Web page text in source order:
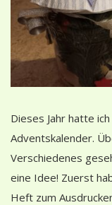
Dieses Jahr hatte
Adventskalender.
Verschiedenes
eine Idee! Zuerst
Heft zum